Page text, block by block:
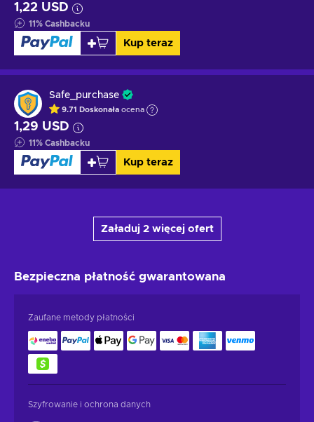
1,22 USD
11% Cashbacku
Kup teraz
Safe_purchase
9.71 Doskonała ocena
1,29 USD
11% Cashbacku
Kup teraz
Załaduj 2 więcej ofert
Bezpieczna płatność gwarantowana
Zaufane metody płatności
Szyfrowanie i ochrona danych